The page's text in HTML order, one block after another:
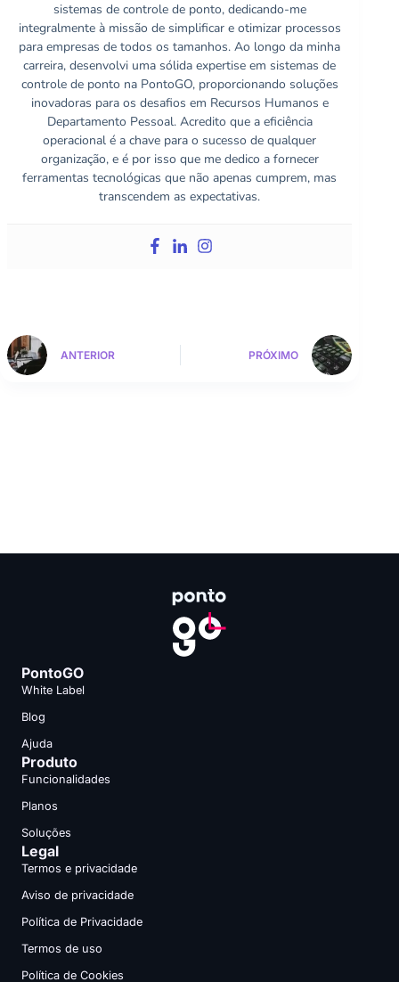
sistemas de controle de ponto, dedicando-me
integralmente à missão de simplificar e otimizar processos
para empresas de todos os tamanhos. Ao longo da minha
carreira, desenvolvi uma sólida expertise em sistemas de
controle de ponto na PontoGO, proporcionando soluções
inovadoras para os desafios em Recursos Humanos e
Departamento Pessoal. Acredito que a eficiência
operacional é a chave para o sucesso de qualquer
organização, e é por isso que me dedico a fornecer
ferramentas tecnológicas que não apenas cumprem, mas
transcendem as expectativas.
ANTERIOR PRÓXIMO
PontoGO
White Label
Blog
Ajuda
Produto
Funcionalidades
Planos
Soluções
Legal
Termos e privacidade
Aviso de privacidade
Política de Privacidade
Termos de uso
Política de Cookies